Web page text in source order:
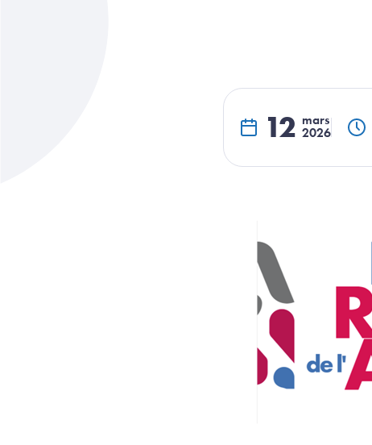
12 mars
2026